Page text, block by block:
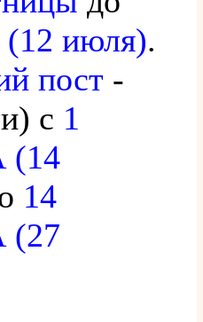
июля).
пост -
с 1
14